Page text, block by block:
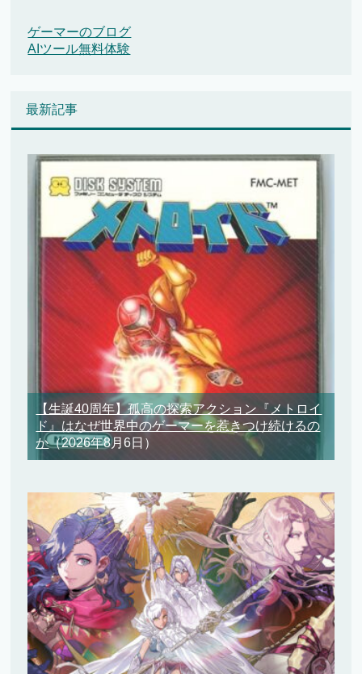
ゲーマーのブログ
AIツール無料体験
最新記事
【生誕40周年】孤高の探索アクション『メトロイ
ド』はなぜ世界中のゲーマーを惹きつけ続けるの
か（2026年8月6日）